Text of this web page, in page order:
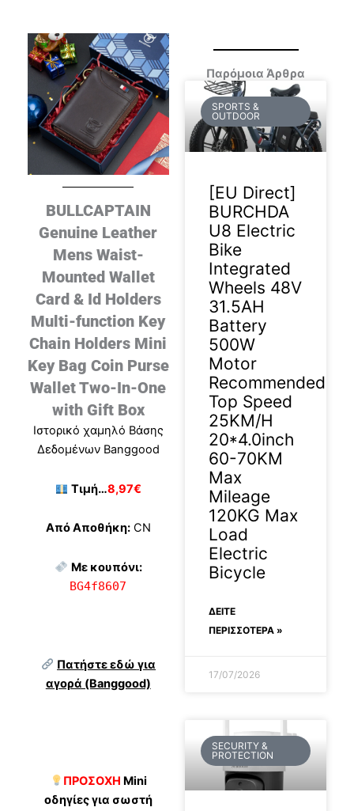
BULLCAPTAIN
Genuine Leather
Mens Waist-
Mounted Wallet
Card & Id Holders
Multi-function Key
Chain Holders Mini
Key Bag Coin Purse
Wallet Two-In-One
with Gift Box
Ιστορικό χαμηλό Βάσης
Δεδομένων Banggood
Τιμή…8,97€
Από Αποθήκη:CN
Με κουπόνι:
BG4f8607
Πατήστε εδώ για
αγορά (Banggood)
ΠΡΟΣΟΧΗ Mini
οδηγίες για σωστή
Παρόμοια Άρθρα
SPORTS &
OUTDOOR
[EU Direct]
BURCHDA
U8 Electric
Bike
Integrated
Wheels 48V
31.5AH
Battery
500W
Motor
Recommended
Top Speed
25KM/H
20*4.0inch
60-70KM
Max
Mileage
120KG Max
Load
Electric
Bicycle
ΔΕΊΤΕ
ΠΕΡΙΣΣΟΤΕΡΑ »
17/07/2026
SECURITY &
PROTECTION